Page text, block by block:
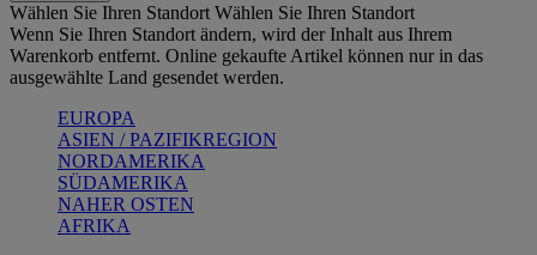
Wählen Sie Ihren Standort Wählen Sie Ihren Standort
Wenn Sie Ihren Standort ändern, wird der Inhalt aus Ihrem
Warenkorb entfernt. Online gekaufte Artikel können nur in das
ausgewählte Land gesendet werden.
EUROPA
ASIEN / PAZIFIKREGION
NORDAMERIKA
SÜDAMERIKA
NAHER OSTEN
AFRIKA